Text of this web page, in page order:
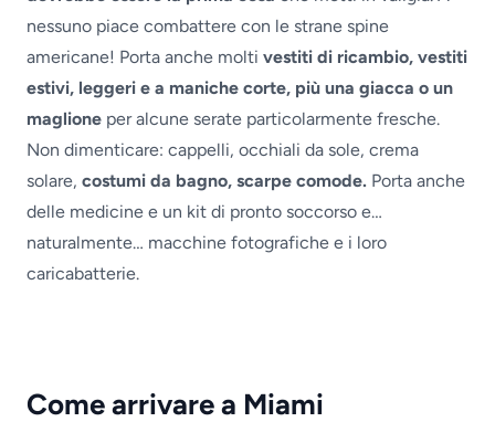
nessuno piace combattere con le strane spine
americane! Porta anche molti vestiti di ricambio, vestiti
estivi, leggeri e a maniche corte, più una giacca o un
maglione per alcune serate particolarmente fresche.
Non dimenticare: cappelli, occhiali da sole, crema
solare, costumi da bagno, scarpe comode. Porta anche
delle medicine e un kit di pronto soccorso e…
naturalmente… macchine fotografiche e i loro
caricabatterie.
Come arrivare a Miami